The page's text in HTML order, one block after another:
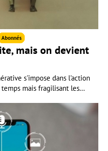
Abonnés
mais on devient
s'impose dans l'action
mais fragilisant les...